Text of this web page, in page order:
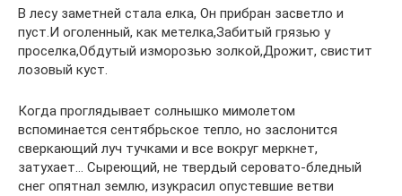
В лесу заметней стала елка, Он прибран засветло и
пуст.И оголенный, как метелка,Забитый грязью у
проселка,Обдутый изморозью золкой,Дрожит, свистит
лозовый куст.
Когда проглядывает солнышко мимолетом
вспоминается сентябрьское тепло, но заслонится
сверкающий луч тучками и все вокруг меркнет,
затухает… Сыреющий, не твердый серовато-бледный
снег опятнал землю, изукрасил опустевшие ветви